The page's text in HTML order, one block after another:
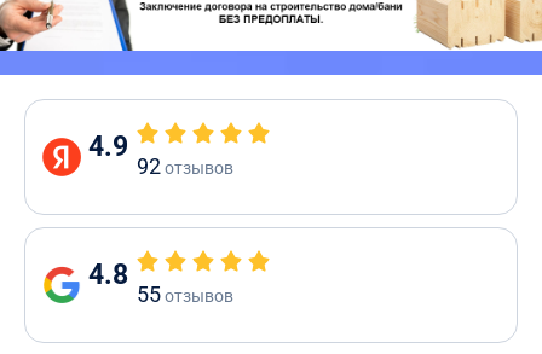
4.9
92отзывов
4.8
55отзывов